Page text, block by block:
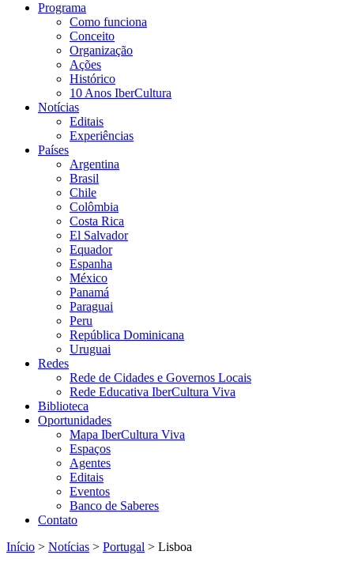
Programa
Como funciona
Conceito
Organização
Ações
Histórico
10 Anos IberCultura
Notícias
Editais
Experiências
Países
Argentina
Brasil
Chile
Colômbia
Costa Rica
El Salvador
Equador
Espanha
México
Panamá
Paraguai
Peru
República Dominicana
Uruguai
Redes
Rede de Cidades e Governos Locais
Rede Educativa IberCultura Viva
Biblioteca
Oportunidades
Mapa IberCultura Viva
Espaços
Agentes
Editais
Eventos
Banco de Saberes
Contato
Início > Notícias > Portugal > Lisboa